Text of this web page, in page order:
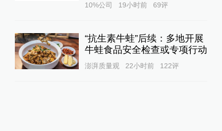
10%公司 19小时前 69评
“抗生素牛蛙”后续：多地开展
牛蛙食品安全检查或专项行动
澎湃质量观 22小时前 122评